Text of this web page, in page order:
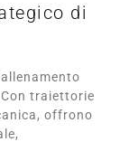
di
traiettorie
offrono